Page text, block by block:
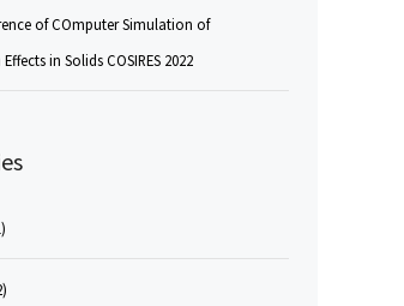
of COmputer Simulation of
in Solids COSIRES 2022